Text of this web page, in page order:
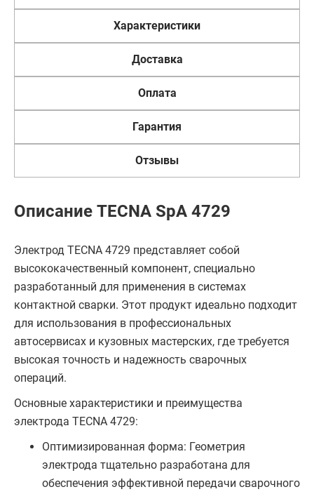
Характеристики
Доставка
Оплата
Гарантия
Отзывы
Описание TECNA SpA 4729
Электрод TECNA 4729 представляет собой
высококачественный компонент, специально
разработанный для применения в системах
контактной сварки. Этот продукт идеально подходит
для использования в профессиональных
автосервисах и кузовных мастерских, где требуется
высокая точность и надежность сварочных
операций.
Основные характеристики и преимущества
электрода TECNA 4729:
Оптимизированная форма: Геометрия
электрода тщательно разработана для
обеспечения эффективной передачи сварочного